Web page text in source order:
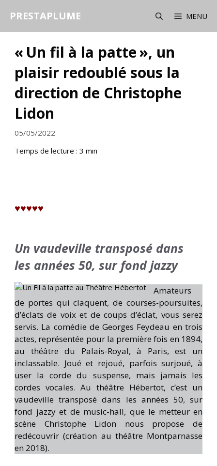
PRESTAPLUME MENU
« Un fil à la patte », un
plaisir redoublé sous la
direction de Christophe
Lidon
05/05/2022
Temps de lecture : 3 min
♥♥♥♥♥
Un vaudeville transposé dans
les années 50, sur fond jazzy
Amateurs
de portes qui claquent, de courses-poursuites,
d’éclats de voix et de coups d’éclat, vous serez
servis. La comédie de Georges Feydeau en trois
actes, représentée pour la première fois en 1894,
au théâtre du Palais-Royal, à Paris, est un
inclassable. Joué et rejoué, parfois surjoué, à
user la corde du suspense, mais jamais les
cordes vocales. Au théâtre Hébertot, c’est un
vaudeville transposé dans les années 50, sur
fond jazzy et de music-hall, que le metteur en
scène Christophe Lidon nous propose de
redécouvrir (création au théâtre Montparnasse
en 2018).